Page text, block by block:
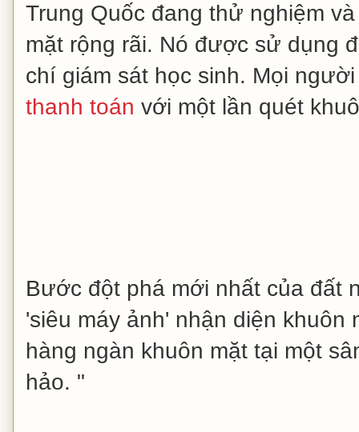
Trung Quốc đang thử nghiệm
mặt rộng rãi. Nó được sử dụng
chí giám sát học sinh. Mọi
thanh toán với một lần quét
Bước đột phá mới nhất của đất
'siêu máy ảnh' nhận diện
hàng ngàn khuôn mặt tại một
hảo. "